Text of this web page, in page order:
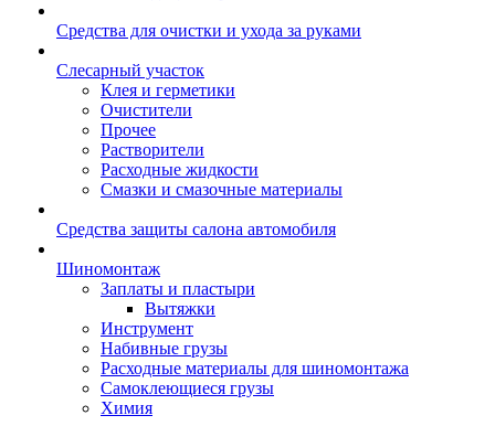
Средства для очистки и ухода за руками
Слесарный участок
Клея и герметики
Очистители
Прочее
Растворители
Расходные жидкости
Смазки и смазочные материалы
Средства защиты салона автомобиля
Шиномонтаж
Заплаты и пластыри
Вытяжки
Инструмент
Набивные грузы
Расходные материалы для шиномонтажа
Самоклеющиеся грузы
Химия